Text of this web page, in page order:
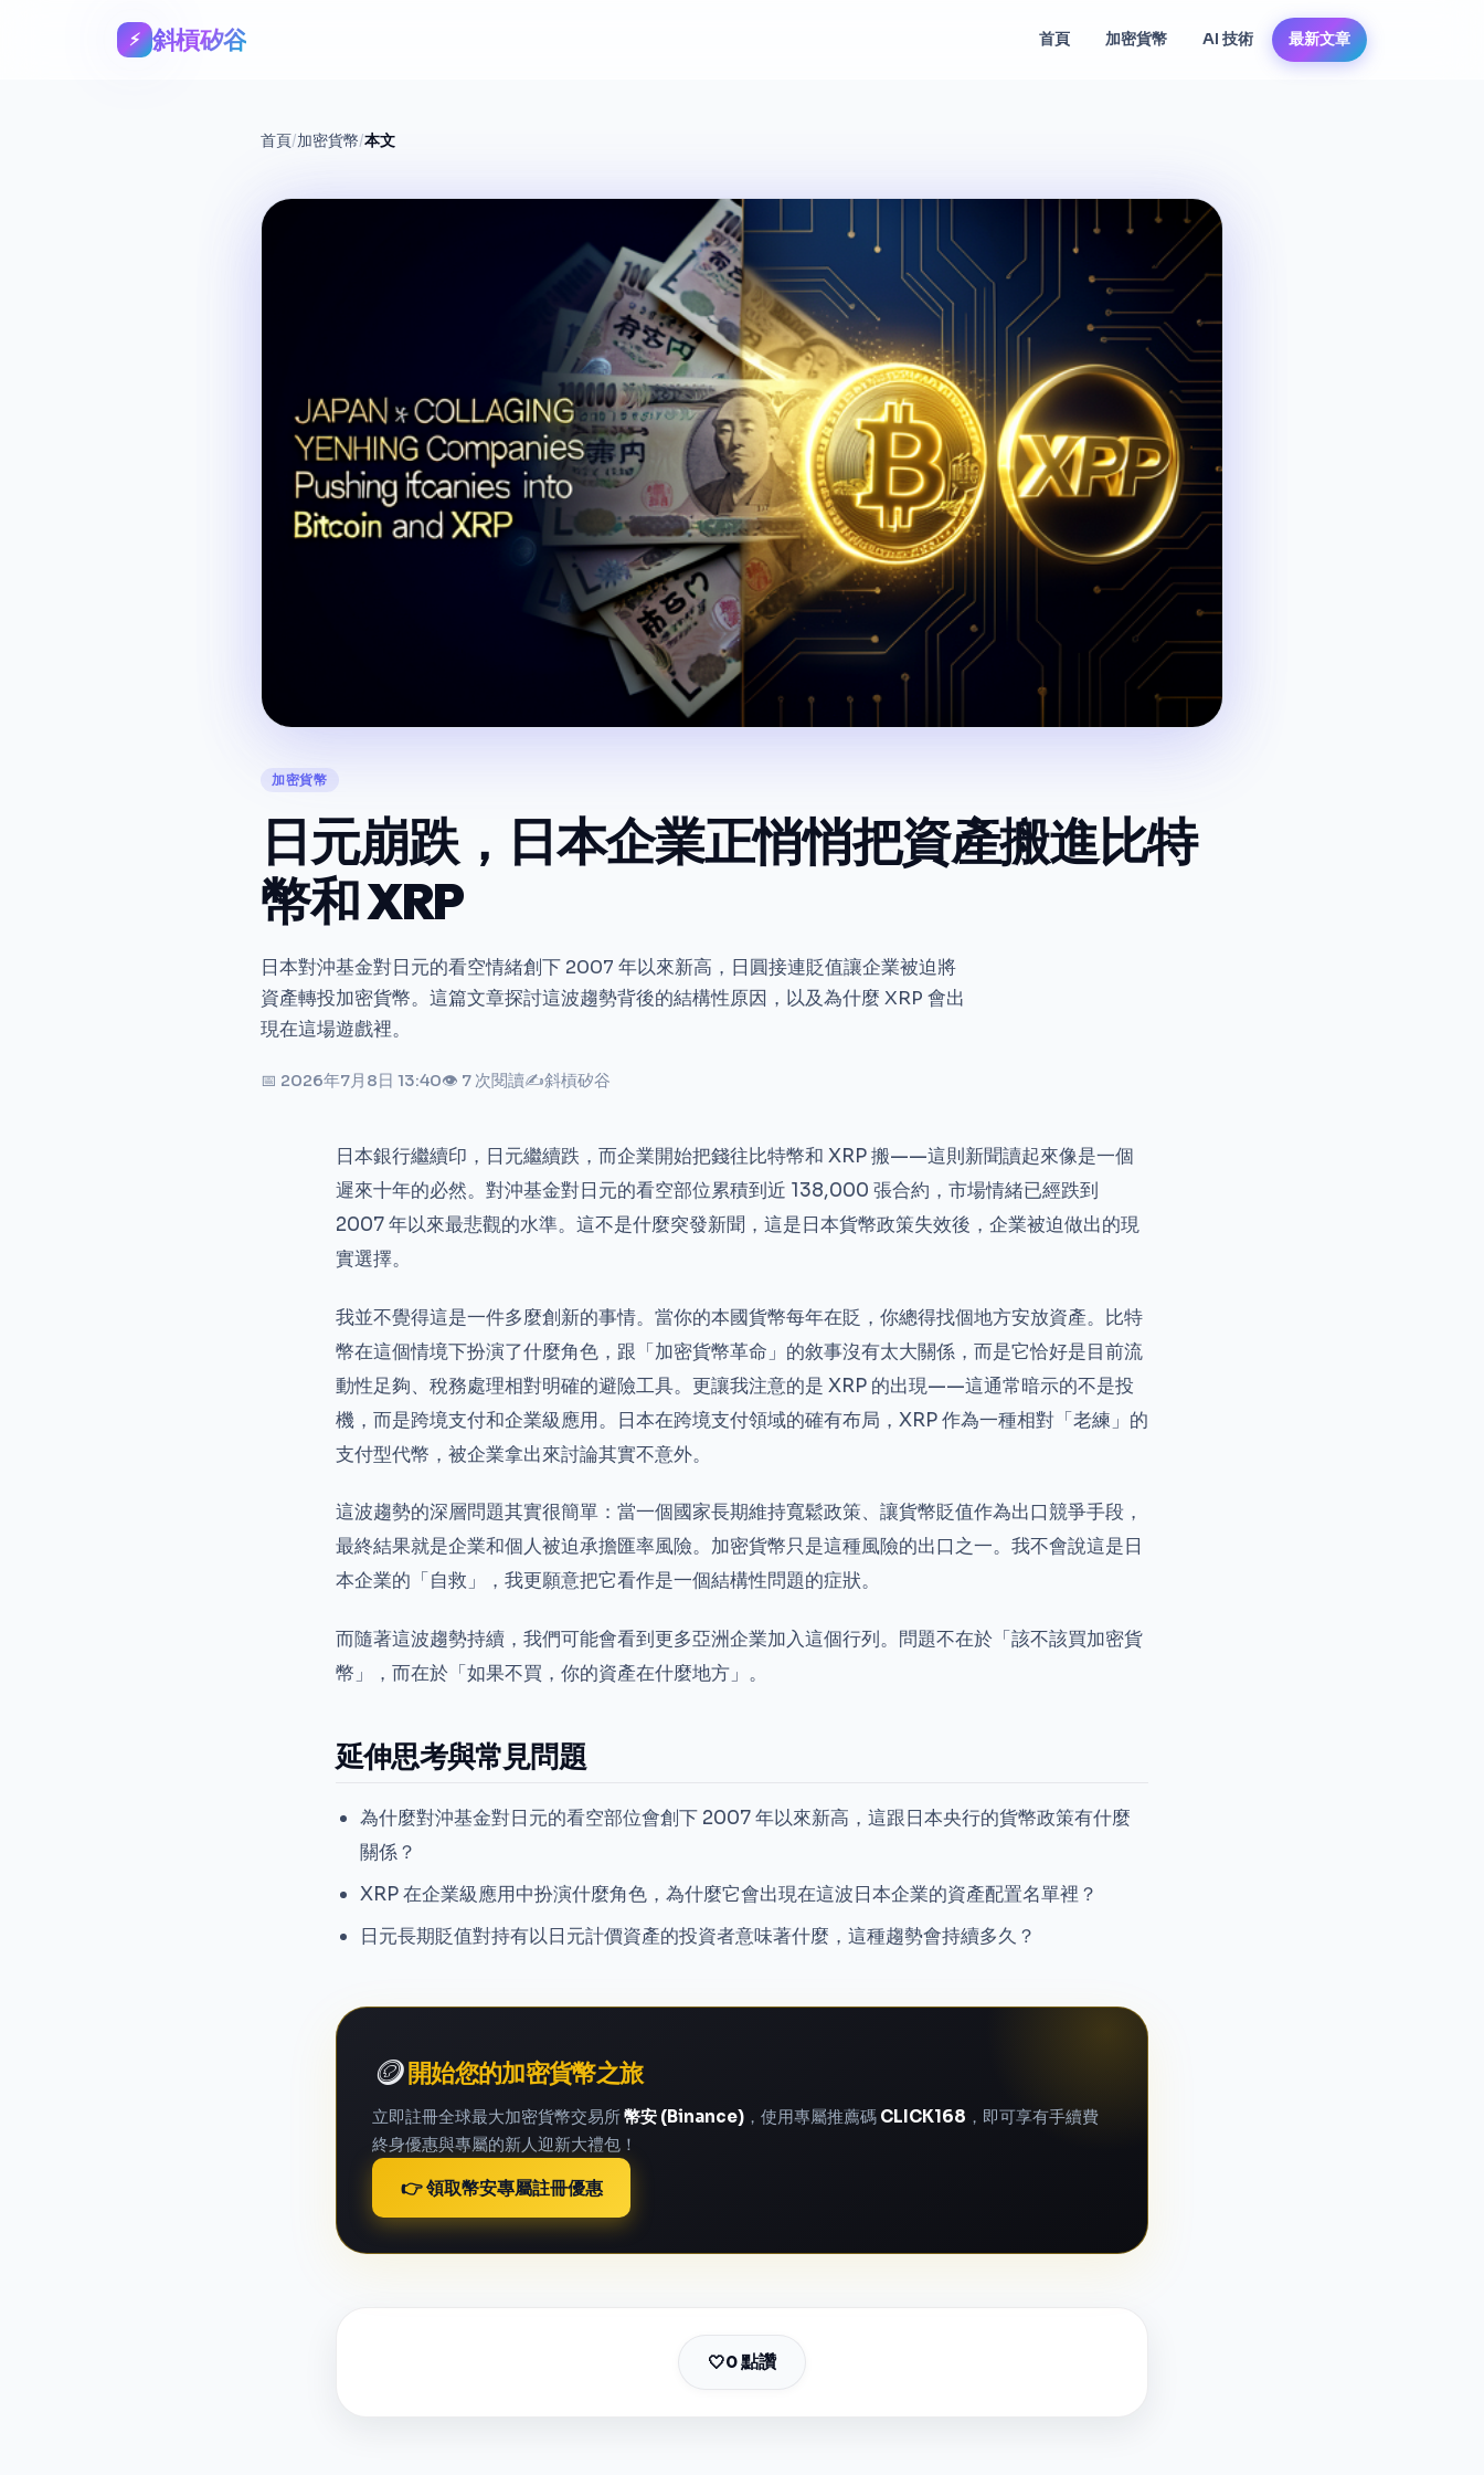
⚡ 斜槓矽谷 首頁 加密貨幣 AI 技術 最新文章
首頁/加密貨幣/本文
加密貨幣
日元崩跌，日本企業正悄悄把資產搬進比特
幣和 XRP
日本對沖基金對日元的看空情緒創下 2007 年以來新高，日圓接連貶值讓企業被迫將
資產轉投加密貨幣。這篇文章探討這波趨勢背後的結構性原因，以及為什麼 XRP 會出
現在這場遊戲裡。
📅 2026年7月8日 13:40👁 7 次閱讀✍斜槓矽谷
日本銀行繼續印，日元繼續跌，而企業開始把錢往比特幣和 XRP 搬——這則新聞讀起來像是一個
遲來十年的必然。對沖基金對日元的看空部位累積到近 138,000 張合約，市場情緒已經跌到
2007 年以來最悲觀的水準。這不是什麼突發新聞，這是日本貨幣政策失效後，企業被迫做出的現
實選擇。
我並不覺得這是一件多麼創新的事情。當你的本國貨幣每年在貶，你總得找個地方安放資產。比特
幣在這個情境下扮演了什麼角色，跟「加密貨幣革命」的敘事沒有太大關係，而是它恰好是目前流
動性足夠、稅務處理相對明確的避險工具。更讓我注意的是 XRP 的出現——這通常暗示的不是投
機，而是跨境支付和企業級應用。日本在跨境支付領域的確有布局，XRP 作為一種相對「老練」的
支付型代幣，被企業拿出來討論其實不意外。
這波趨勢的深層問題其實很簡單：當一個國家長期維持寬鬆政策、讓貨幣貶值作為出口競爭手段，
最終結果就是企業和個人被迫承擔匯率風險。加密貨幣只是這種風險的出口之一。我不會說這是日
本企業的「自救」，我更願意把它看作是一個結構性問題的症狀。
而隨著這波趨勢持續，我們可能會看到更多亞洲企業加入這個行列。問題不在於「該不該買加密貨
幣」，而在於「如果不買，你的資產在什麼地方」。
延伸思考與常見問題
為什麼對沖基金對日元的看空部位會創下 2007 年以來新高，這跟日本央行的貨幣政策有什麼
關係？
XRP 在企業級應用中扮演什麼角色，為什麼它會出現在這波日本企業的資產配置名單裡？
日元長期貶值對持有以日元計價資產的投資者意味著什麼，這種趨勢會持續多久？
🪙開始您的加密貨幣之旅
立即註冊全球最大加密貨幣交易所幣安 (Binance) ，使用專屬推薦碼 CLICK168 ，即可享有手續費
終身優惠與專屬的新人迎新大禮包！
👉 領取幣安專屬註冊優惠
🤍0 點讚